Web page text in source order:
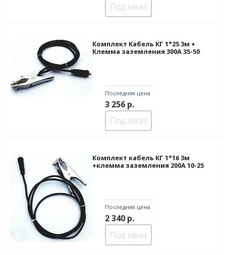
Под заказ
Комплект Кабель КГ 1*25 3м +
Клемма заземления 300А 35-50
Последняя цена
3 256р.
Под заказ
Комплект кабель КГ 1*16 3м
+клемма заземления 200А 10-25
Последняя цена
2 340р.
Под заказ